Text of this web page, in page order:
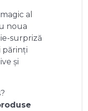
al
noua
surpriză
părinți
și